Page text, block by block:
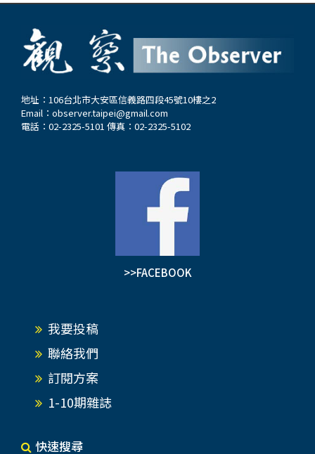
地址：106台北市大安區信義路四段45號10樓之2
Email： observer.taipei@gmail.com
電話：02-2325-5101 傳真：02-2325-5102
>>FACEBOOK
我要投稿
聯絡我們
訂閱方案
1-10期雜誌
快速搜尋